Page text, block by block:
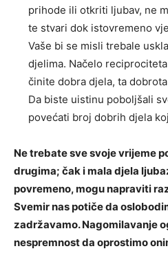
prihode ili otkriti ljubav, ne
te stvari dok istovremeno
Vaše bi se misli trebale
djelima. Načelo
činite dobra djela, ta
Da biste uistinu poboljšali
povećati broj dobrih djela
Ne trebate sve svoje vrijeme
drugima; čak i mala djela
povremeno, mogu napraviti
Svemir nas potiče da
zadržavamo. Nagomilavanje
nespremnost da oprostimo